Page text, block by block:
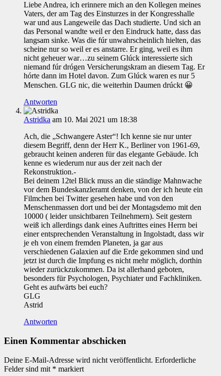
Liebe Andrea, ich erinnere mich an den Kollegen meines
Vaters, der am Tag des Einsturzes in der Kongresshalle
war und aus Langeweile das Dach studierte. Und sich an
das Personal wandte weil er den Eindruck hatte, dass das
langsam sinke. Was die fúr unwahrscheinlich hielten, das
scheine nur so weil er es anstarre. Er ging, weil es ihm
nicht geheuer war…zu seinem Glúck interessierte sich
niemand fúr drógen Versicherungskram an diesem Tag. Er
hórte dann im Hotel davon. Zum Glúck waren es nur 5
Menschen. GLG nic, die weiterhin Daumen drúckt 😀
Antworten
Astridka am 10. Mai 2021 um 18:38
Ach, die „Schwangere Aster“! Ich kenne sie nur unter
diesem Begriff, denn der Herr K., Berliner von 1961-69,
gebraucht keinen anderen für das elegante Gebäude. Ich
kenne es wiederum nur aus der zeit nach der
Rekonstruktion.-
Bei deinem 12tel Blick muss an die ständige Mahnwache
vor dem Bundeskanzleramt denken, von der ich heute ein
Filmchen bei Twitter gesehen habe und von den
Menschenmassen dort und bei der Montagsdemo mit den
10000 ( leider unsichtbaren Teilnehmern). Seit gestern
weiß ich allerdings dank eines Auftrittes eines Herrn bei
einer entsprechenden Veranstaltung in Ingolstadt, dass wir
je eh von einem fremden Planeten, ja gar aus
verschiedenen Galaxien auf die Erde gekommen sind und
jetzt ist durch die Impfung es nicht mehr möglich, dorthin
wieder zurückzukommen. Da ist allerhand geboten,
besonders für Psychologen, Psychiater und Fachkliniken.
Geht es aufwärts bei euch?
GLG
Astrid
Antworten
Einen Kommentar abschicken
Deine E-Mail-Adresse wird nicht veröffentlicht. Erforderliche
Felder sind mit * markiert